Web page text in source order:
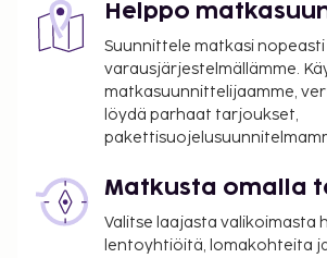
Helppo
Suunnittele matkasi
varausjärjestelmällämme.
matkasuunnittelijaamme,
löydä parhaat tarjoukset,
Matkusta omalla
Valitse laajasta valikoimasta
lentoyhtiöitä, lomakohteita